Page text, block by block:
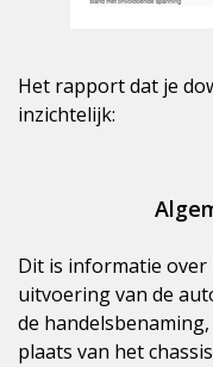
Het rapport dat je
inzichtelijk:
Dit is informatie
uitvoering van de
de
plaats van het